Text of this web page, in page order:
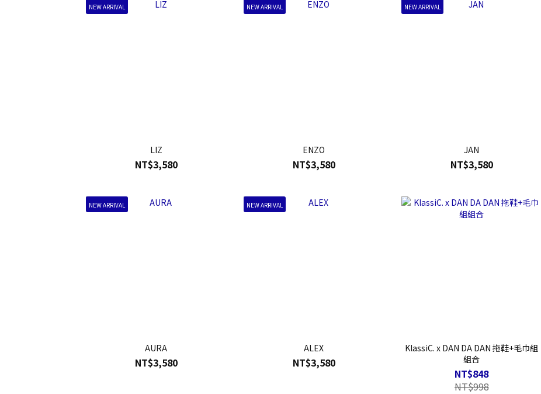
NEW ARRIVAL
LIZ
NT$3,580
NEW ARRIVAL
ENZO
NT$3,580
NEW ARRIVAL
JAN
NT$3,580
NEW ARRIVAL
AURA
NT$3,580
NEW ARRIVAL
ALEX
NT$3,580
KlassiC. x DAN DA DAN 拖鞋+毛巾組
組合
NT$848
NT$998